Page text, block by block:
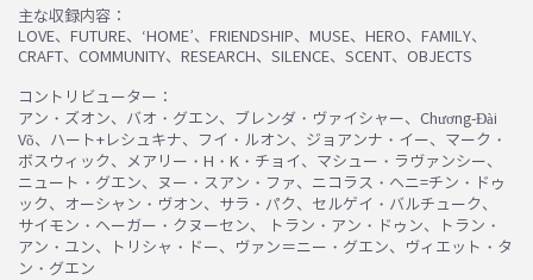
主な収録内容：
LOVE、FUTURE、‘HOME’、FRIENDSHIP、MUSE、HERO、FAMILY、
CRAFT、COMMUNITY、RESEARCH、SILENCE、SCENT、OBJECTS
コントリビューター：
アン・ズオン、バオ・グエン、ブレンダ・ヴァイシャー、Chương-Đài
Võ、ハート+レシュキナ、フイ・ルオン、ジョアンナ・イー、マーク・
ボスウィック、メアリー・H・K・チョイ、マシュー・ラヴァンシー、
ニュート・グエン、ヌー・スアン・ファ、ニコラス・ヘニ=チン・ドゥ
ック、オーシャン・ヴオン、サラ・パク、セルゲイ・バルチューク、
サイモン・ヘーガー・クヌーセン、 トラン・アン・ドゥン、トラン・
アン・ユン、トリシャ・ドー、ヴァン＝ニー・グエン、ヴィエット・タ
ン・グエン